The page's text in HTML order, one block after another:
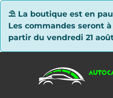
⛱ La boutique est en
Les commandes seront
partir du vendredi 21
Panneau de gestion